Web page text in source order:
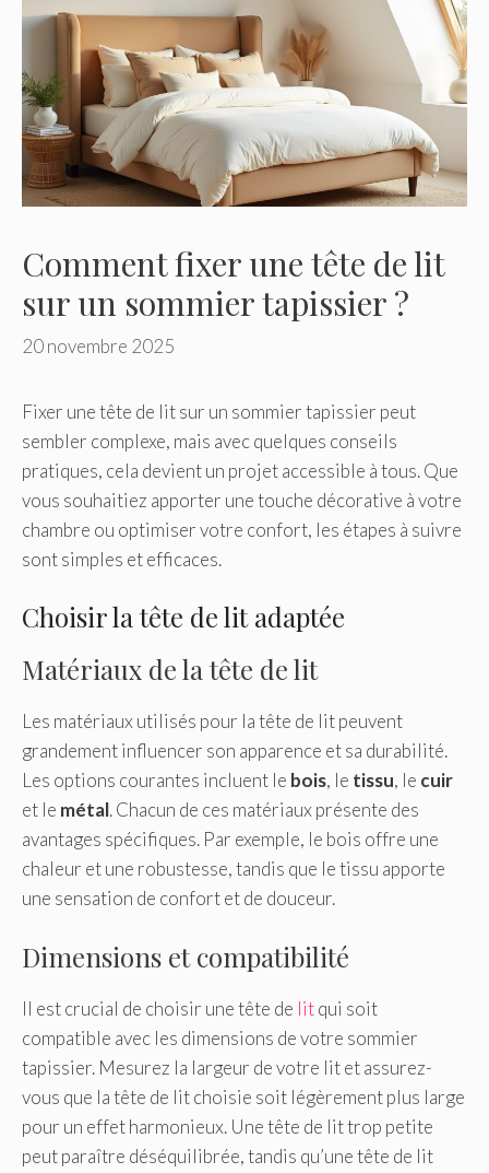
Comment fixer une tête de lit
sur un sommier tapissier ?
20 novembre 2025
Fixer une tête de lit sur un sommier tapissier peut
sembler complexe, mais avec quelques conseils
pratiques, cela devient un projet accessible à tous. Que
vous souhaitiez apporter une touche décorative à votre
chambre ou optimiser votre confort, les étapes à suivre
sont simples et efficaces.
Choisir la tête de lit adaptée
Matériaux de la tête de lit
Les matériaux utilisés pour la tête de lit peuvent
grandement influencer son apparence et sa durabilité.
Les options courantes incluent le bois, le tissu, le cuir
et le métal. Chacun de ces matériaux présente des
avantages spécifiques. Par exemple, le bois offre une
chaleur et une robustesse, tandis que le tissu apporte
une sensation de confort et de douceur.
Dimensions et compatibilité
Il est crucial de choisir une tête de litqui soit
compatible avec les dimensions de votre sommier
tapissier. Mesurez la largeur de votre lit et assurez-
vous que la tête de lit choisie soit légèrement plus large
pour un effet harmonieux. Une tête de lit trop petite
peut paraître déséquilibrée, tandis qu’une tête de lit